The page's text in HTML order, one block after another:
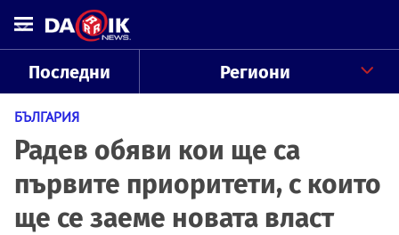
Последни Региони
БЪЛГАРИЯ
Радев обяви кои ще са
първите приоритети, с които
ще се заеме новата власт